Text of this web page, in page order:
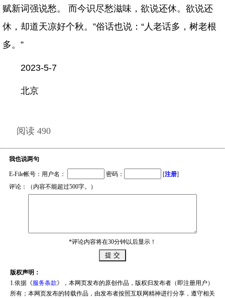
赋新词强说愁。 而今识尽愁滋味，欲说还休。欲说还
休，却道天凉好个秋。”俗话也说：“人老话多，树老根
多。”
2023-5-7
北京
阅读 490
我也说两句
E-File帐号：用户名： 密码： [注册]
评论：（内容不能超过500字。）
*评论内容将在30分钟以后显示！
版权声明：
1.依据《服务条款》，本网页发布的原创作品，版权归发布者（即注册用户）
所有；本网页发布的转载作品，由发布者按照互联网精神进行分享，遵守相关